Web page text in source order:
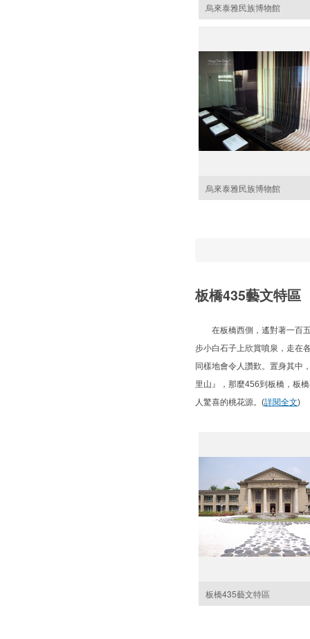
烏來泰雅民族博物館
烏來泰雅民族博物館
板橋435藝文特區
在板橋西側，遙對著一百五
步小白石子上欣賞噴泉，走在
同樣地會令人讚歎。置身其中
里山』，那麼456到板橋，板
人驚喜的桃花源。(詳閱全文)
板橋435藝文特區